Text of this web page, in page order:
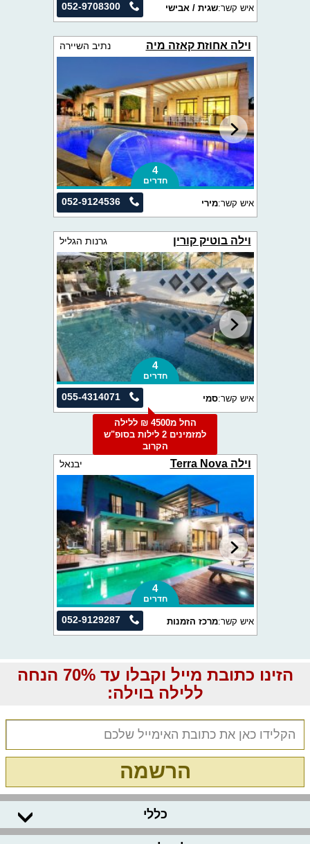
052-9708300 איש קשר:שגית / אבישי
וילה אחוזת קאזה מיה נתיב השיירה
4
חדרים
052-9124536 איש קשר:מירי
וילה בוטיק קורין גרנות הגליל
4
חדרים
055-4314071 איש קשר:סמי
החל מ4500 ₪ ללילה
למזמינים 2 לילות בסופ"ש
הקרוב
וילה Terra Nova יבנאל
4
חדרים
052-9129287 איש קשר:מרכז הזמנות
הזינו כתובת מייל וקבלו עד 70% הנחה
ללילה בוילה:
הרשמה
כללי